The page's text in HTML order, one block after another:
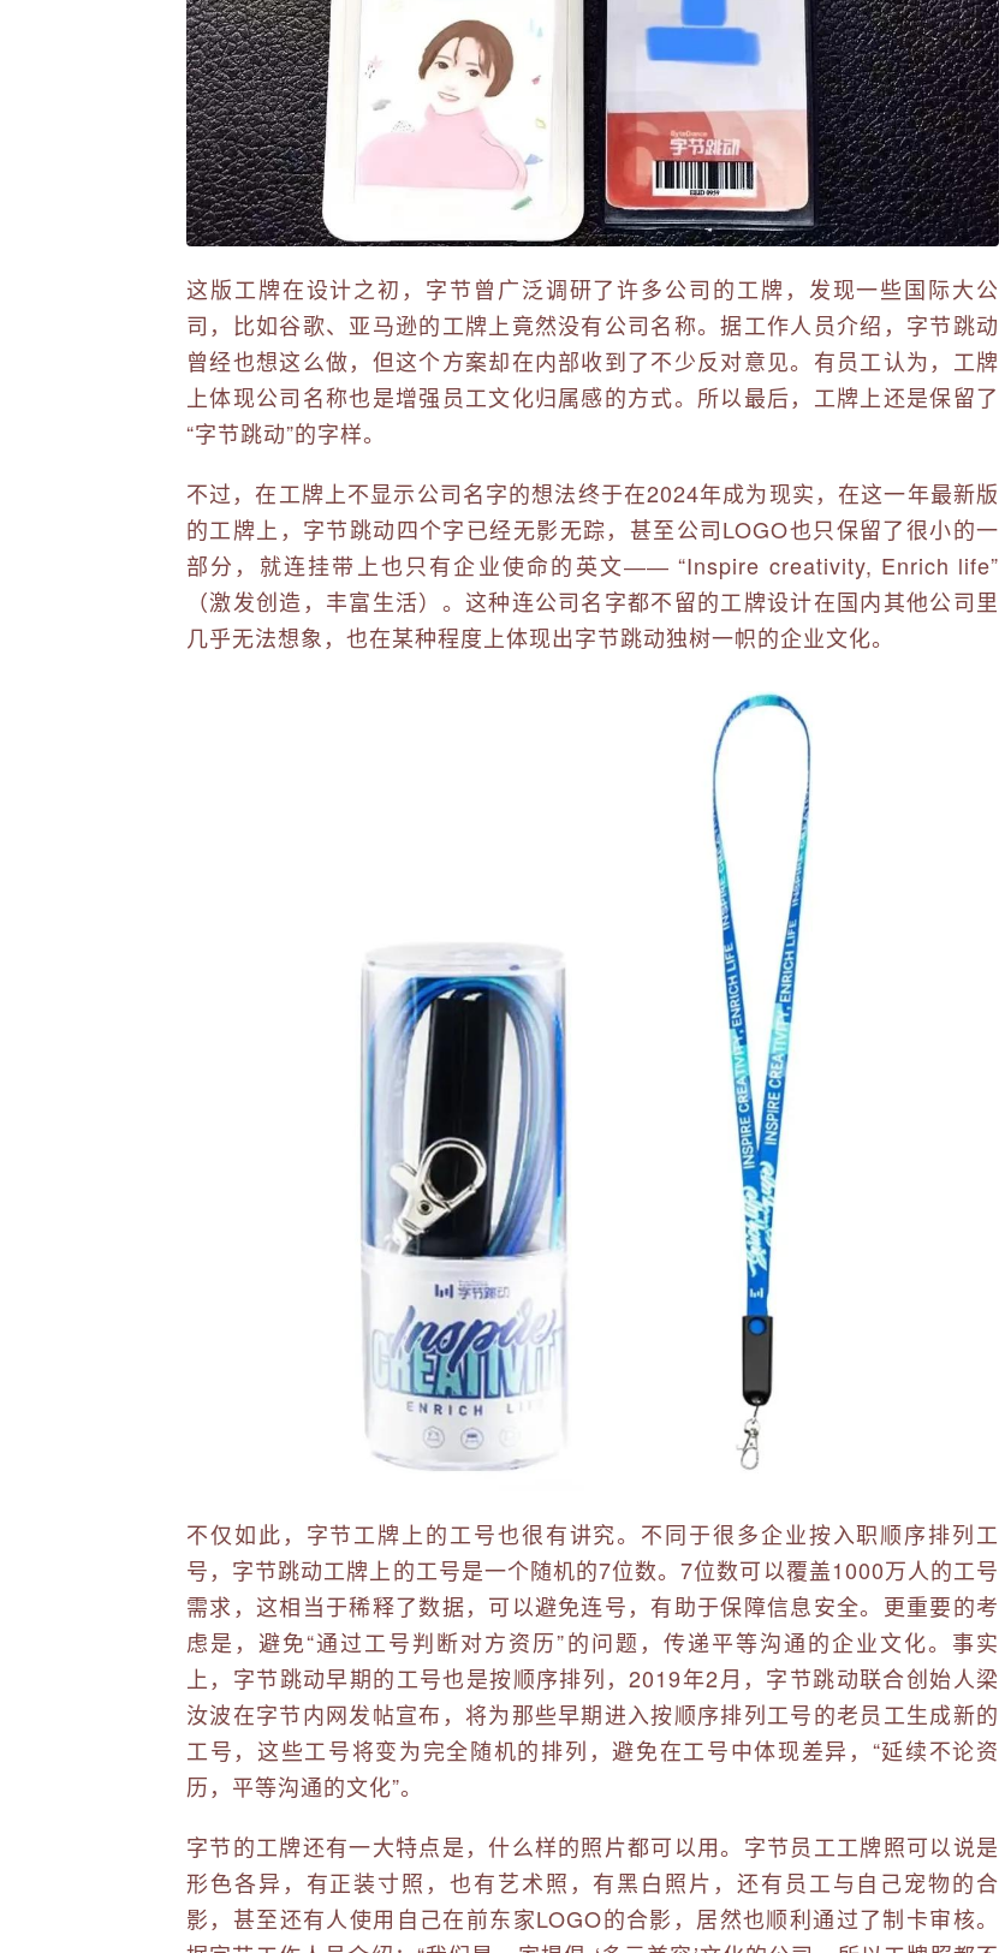
这版工牌在设计之初，字节曾广泛调研了许多公司的工牌，发现一些国际大公
司，比如谷歌、亚马逊的工牌上竟然没有公司名称。据工作人员介绍，字节跳动
曾经也想这么做，但这个方案却在内部收到了不少反对意见。有员工认为，工牌
上体现公司名称也是增强员工文化归属感的方式。所以最后，工牌上还是保留了
“字节跳动”的字样。
不过，在工牌上不显示公司名字的想法终于在2024年成为现实，在这一年最新版
的工牌上，字节跳动四个字已经无影无踪，甚至公司LOGO也只保留了很小的一
部分，就连挂带上也只有企业使命的英文―― “Inspire creativity, Enrich life”
（激发创造，丰富生活）。这种连公司名字都不留的工牌设计在国内其他公司里
几乎无法想象，也在某种程度上体现出字节跳动独树一帜的企业文化。
不仅如此，字节工牌上的工号也很有讲究。不同于很多企业按入职顺序排列工
号，字节跳动工牌上的工号是一个随机的7位数。7位数可以覆盖1000万人的工号
需求，这相当于稀释了数据，可以避免连号，有助于保障信息安全。更重要的考
虑是，避免“通过工号判断对方资历”的问题，传递平等沟通的企业文化。事实
上，字节跳动早期的工号也是按顺序排列，2019年2月，字节跳动联合创始人梁
汝波在字节内网发帖宣布，将为那些早期进入按顺序排列工号的老员工生成新的
工号，这些工号将变为完全随机的排列，避免在工号中体现差异，“延续不论资
历，平等沟通的文化”。
字节的工牌还有一大特点是，什么样的照片都可以用。字节员工工牌照可以说是
形色各异，有正装寸照，也有艺术照，有黑白照片，还有员工与自己宠物的合
影，甚至还有人使用自己在前东家LOGO的合影，居然也顺利通过了制卡审核。